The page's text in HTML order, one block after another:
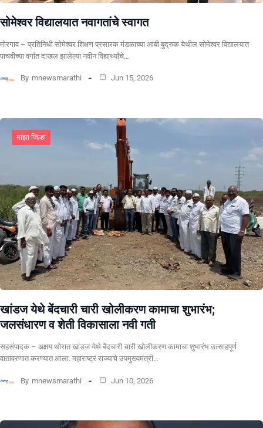
सोमेश्वर विद्यालयात नवागतांचे स्वागत
मोरगाव – प्रतिनिधी सोमेश्वर शिक्षण प्रसारक मंडळाच्या आंबी बुद्रुक येथील सोमेश्वर विद्यालयात
पाचवीच्या वर्गात दाखल झालेल्या नवीन विद्यार्थ्यांचे…
By mnewsmarathi Jun 15, 2026
माझा जिल्हा
खांडज येथे बेंदचारी चारी खोलीकरण कामाचा शुभारंभ;
जलसंधारण व शेती विकासाला नवी गती
सहसंपादक – अक्षय थोरात खांडज येथे बेंदचारी चारी खोलीकरण कामाचा शुभारंभ उत्साहपूर्ण
वातावरणात करण्यात आला. महाराष्ट्र राज्याचे उपमुख्यमंत्री…
By mnewsmarathi Jun 10, 2026